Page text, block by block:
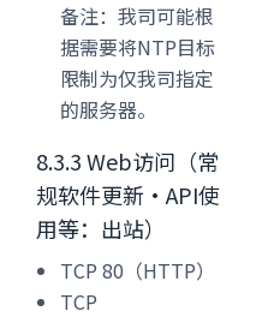
备注：我司可能根
据需要将NTP目标
限制为仅我司指定
的服务器。
8.3.3 Web访问（常
规软件更新·API使
用等：出站）
TCP 80（HTTP）
TCP